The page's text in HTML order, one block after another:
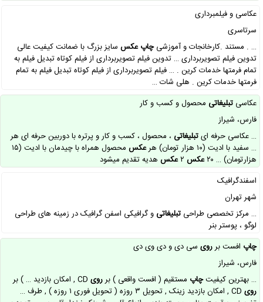
عکاسی و فیلمبرداری
سرتاسری
… . مستند .کارخانجات و آموزشیچاپ عکسسایز بزرگ با ضمانت کیفیت عالی
تدوین فیلم تصویربرداری … تدوین فیلم تصویربرداری از فیلم کوتاه تبدیل فیلم به
تمام فرمتها خدمات کرین . … فیلم تصویربرداری از فیلم کوتاه تبدیل فیلم به تمام
فرمتها خدمات کرین . هلی شات …
عکاسی تبلیغاتیمحصول و کسب و کار
فارس، شیراز
… عکاسی حرفه‌ ایتبلیغاتی، محصول ، کسب و کار و پرتره با دوربین حرفه‌ ای هر
… سفید با ادیت (۱۰ هزار تومان) هر
عکس
محصول همراه با چیدمان با ادیت (۱۵
هزارتومان) … ۲۰
عکس۲ عکسهدیه تقدیم میشود
اسفندگرافیک
شهر تهران
… مرکز تخصصی طراحی تبلیغاتیو گرافیکی اسفن گرافیک در زمینه های طراحی
لوگو ، پوستر بنر
چاپافست بررویسی دی و دی وی دی
فارس، شیراز
… بهترین کیفیتچاپمستقیم ( افست واقعی ) بررویCD , امکان بازدید … ) بر
روی
CD , امکان بازدید زینک , تحویل ۳ روزه ( تحویل فوری ۱ روزه ) , طرف …